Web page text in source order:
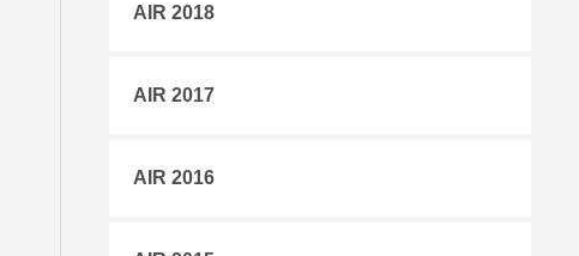
AIR 2018
AIR 2017
AIR 2016